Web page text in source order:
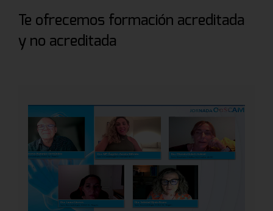
Te ofrecemos formación acreditada
y no acreditada